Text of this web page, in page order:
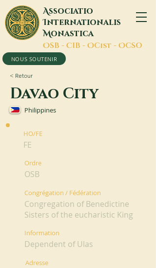
Associatio
Internationalis
Monastica
OSB - CIB - OCist - OCSO
NOUS SOUTENIR
< Retour
Davao City
Philippines
HO/FE
FE
Ordre
OSB
Congrégation / Fédération
Congregation of Benedictine
Sisters of the eucharistic King
Information
Dependent of Ulas
Adresse